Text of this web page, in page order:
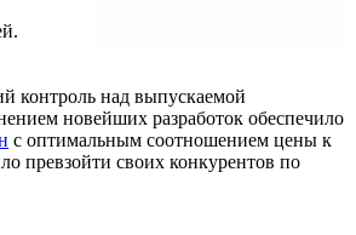
контроль над выпускаемой
новейших разработок обеспечило
с оптимальным соотношением цены к
превзойти своих конкурентов по